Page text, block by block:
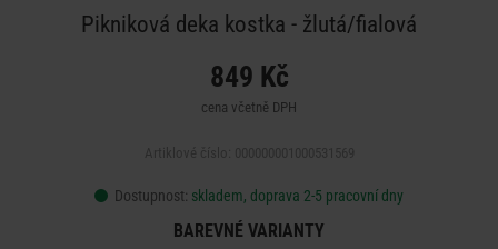
Pikniková deka kostka - žlutá/fialová
849 Kč
cena včetně DPH
Dostupnost: skladem, doprava 2-5 pracovní dny
BAREVNÉ VARIANTY